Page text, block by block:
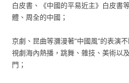
白皮書、《中國的平易近主》白皮書
體、周全的中國；
京劇、昆曲等瀰漫著“中國風”的表演
視劇海內熱播，跳舞、雜技、美術以
門；